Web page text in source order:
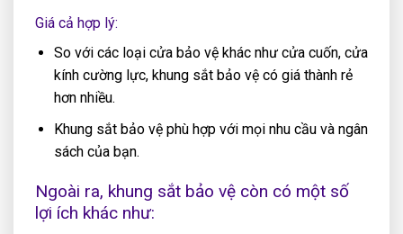
Giá cả hợp lý:
So với các loại cửa bảo vệ khác như cửa cuốn, cửa
kính cường lực, khung sắt bảo vệ có giá thành rẻ
hơn nhiều.
Khung sắt bảo vệ phù hợp với mọi nhu cầu và ngân
sách của bạn.
Ngoài ra, khung sắt bảo vệ còn có một số
lợi ích khác như: